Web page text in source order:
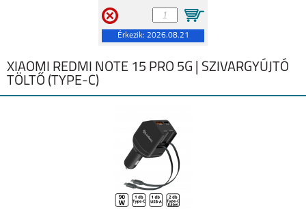
Érkezik: 2026.08.21
XIAOMI REDMI NOTE 15 PRO 5G | SZIVARGYÚJTÓ
TÖLTŐ (TYPE-C)